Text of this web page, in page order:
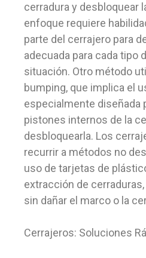
cerradura y desbloquear
enfoque requiere
parte del cerrajero para
adecuada para cada tipo
situación. Otro método
bumping, que implica el
especialmente diseñada
pistones internos de la
desbloquearla. Los
recurrir a métodos no
uso de tarjetas de
extracción de
sin dañar el marco o la
Cerrajeros: Soluciones